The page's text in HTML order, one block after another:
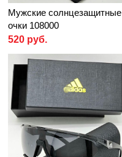
Мужские солнцезащитные
очки 108000
520 руб.